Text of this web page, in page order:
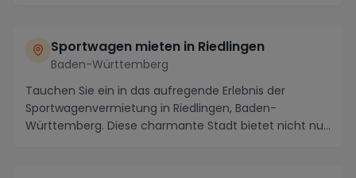
Sportwagen mieten in Riedlingen
Baden-Württemberg
Tauchen Sie ein in das aufregende Erlebnis der
Sportwagenvermietung in Riedlingen, Baden-
Württemberg. Diese charmante Stadt bietet nicht nur